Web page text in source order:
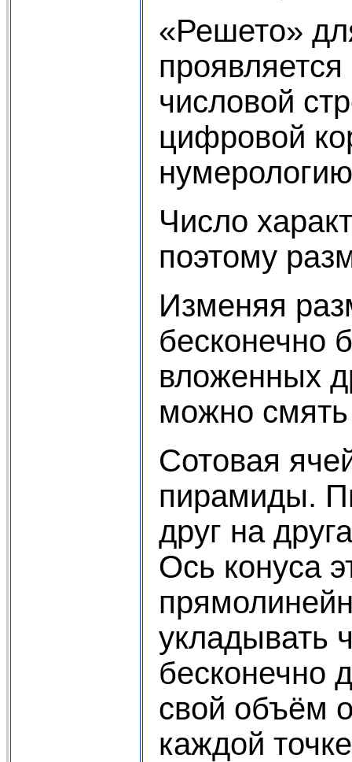
«Решето»
числовой
цифровой
Число
поэтому
Изменяя
бесконечно
вложенных
можно
Сотовая
пирамиды.
друг на
Ось конуса
укладывать
бесконечно
свой объём
каждой